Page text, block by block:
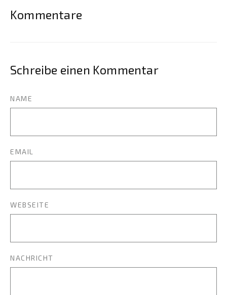
Kommentare
Schreibe einen Kommentar
NAME
EMAIL
WEBSEITE
NACHRICHT